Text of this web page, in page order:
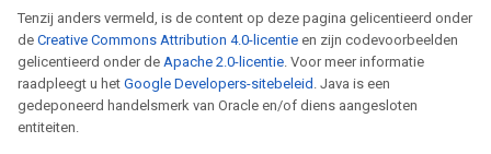
Tenzij anders vermeld, is de content op deze pagina gelicentieerd onder
de Creative Commons Attribution 4.0-licentie en zijn codevoorbeelden
gelicentieerd onder de Apache 2.0-licentie. Voor meer informatie
raadpleegt u het Google Developers-sitebeleid . Java is een
gedeponeerd handelsmerk van Oracle en/of diens aangesloten
entiteiten.